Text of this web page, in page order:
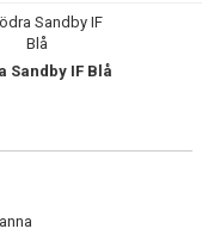
Sandby IF Blå